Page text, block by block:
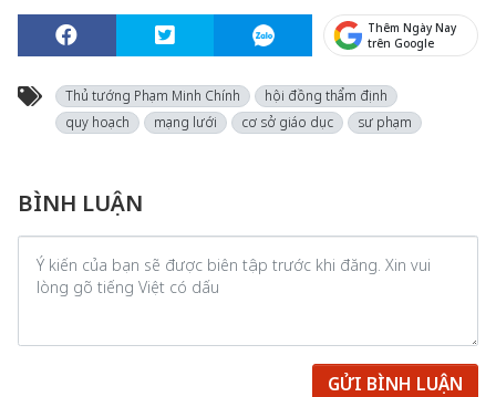
Thêm Ngày Nay
trên Google
Thủ tướng Phạm Minh Chính
hội đồng thẩm định
quy hoạch
mạng lưới cơ sở giáo dục sư phạm
BÌNH LUẬN
GỬI BÌNH LUẬN